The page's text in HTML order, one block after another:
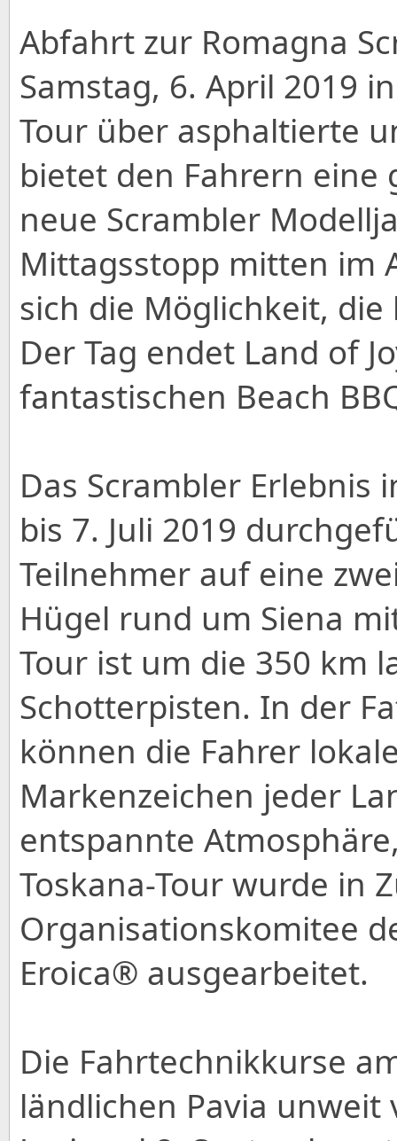
Abfahrt zur Romagna
Samstag, 6. April 2019
Tour über asphaltierte
bietet den Fahrern eine
neue Scrambler
Mittagsstopp mitten im
sich die Möglichkeit,
Der Tag endet Land of
fantastischen Beach
Das Scrambler Erlebnis
bis 7. Juli 2019
Teilnehmer auf eine
Hügel rund um Siena
Tour ist um die 350 km
Schotterpisten. In der
können die Fahrer
Markenzeichen jeder
entspannte
Toskana-Tour wurde in
Organisationskomitee
Eroica® ausgearbeitet.
Die Fahrtechnikkurse
ländlichen Pavia